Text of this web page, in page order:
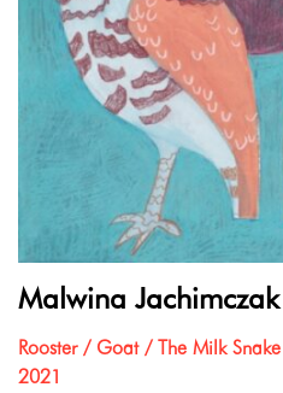
Malwina
Rooster / Goat / The Milk
2021